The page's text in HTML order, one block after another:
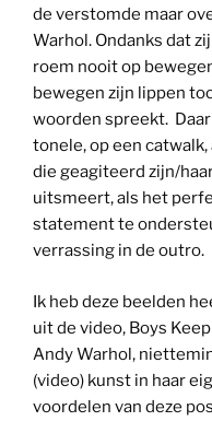
de verstomde maar
Warhol. Ondanks dat
roem nooit op
bewegen zijn lippen
woorden spreekt.
tonele, op een
die geagiteerd zijn/
uitsmeert, als het
statement te
verrassing in de outro.
Ik heb deze beelden
uit de video, Boys
Andy Warhol,
(video) kunst in haar
voordelen van deze